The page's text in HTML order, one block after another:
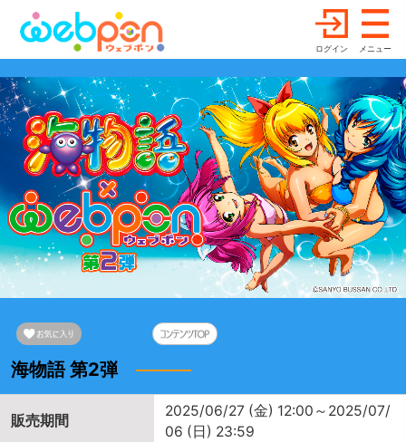
ログイン メニュー
海物語 第2弾
販売期間
2025/06/27 (金) 12:00～2025/07/
06 (日) 23:59